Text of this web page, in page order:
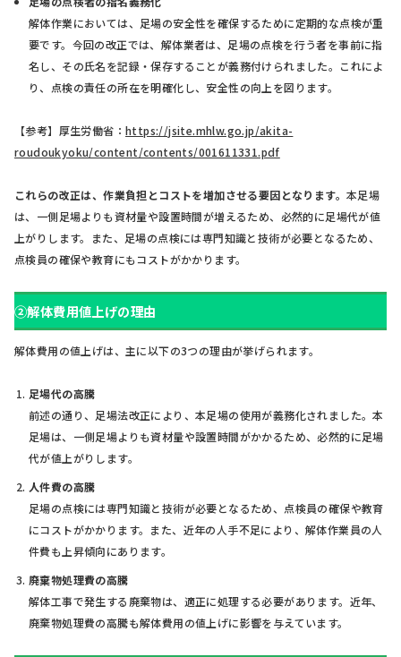
解体作業においては、足場の安全性を確保するために定期的な点検が重
要です。今回の改正では、解体業者は、足場の点検を行う者を事前に指
名し、その氏名を記録・保存することが義務付けられました。これによ
り、点検の責任の所在を明確化し、安全性の向上を図ります。
【参考】厚生労働省：https://jsite.mhlw.go.jp/akita-
roudoukyoku/content/contents/001611331.pdf
これらの改正は、作業負担とコストを増加させる要因となります。 本足場
は、一側足場よりも資材量や設置時間が増えるため、必然的に足場代が値
上がりします。また、足場の点検には専門知識と技術が必要となるため、
点検員の確保や教育にもコストがかかります。
②解体費用値上げの理由
解体費用の値上げは、主に以下の3つの理由が挙げられます。
足場代の高騰
前述の通り、足場法改正により、本足場の使用が義務化されました。本
足場は、一側足場よりも資材量や設置時間がかかるため、必然的に足場
代が値上がりします。
人件費の高騰
足場の点検には専門知識と技術が必要となるため、点検員の確保や教育
にコストがかかります。また、近年の人手不足により、解体作業員の人
件費も上昇傾向にあります。
廃棄物処理費の高騰
解体工事で発生する廃棄物は、適正に処理する必要があります。近年、
廃棄物処理費の高騰も解体費用の値上げに影響を与えています。